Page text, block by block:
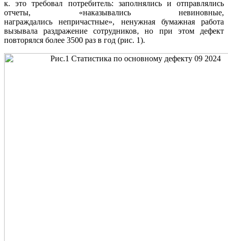
к. это требовал потребитель: заполнялись и отправлялись
отчеты, «наказывались невиновные,
награждались непричастные», ненужная бумажная работа
вызывала раздражение сотрудников, но при этом дефект
повторялся более 3500 раз в год (рис. 1).